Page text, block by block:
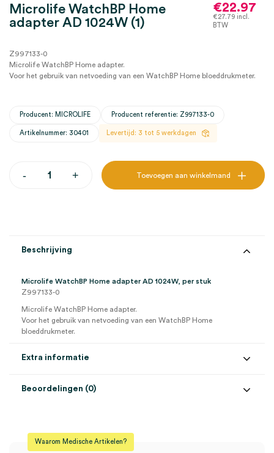
Microlife WatchBP Home
adapter AD 1024W (1)
€22.97
€27.79 incl.
BTW
Z997133-0
Microlife WatchBP Home adapter.
Voor het gebruik van netvoeding van een WatchBP Home bloeddrukmeter.
Producent: MICROLIFE Producent referentie: Z997133-0
Artikelnummer: 30401 Levertijd: 3 tot 5 werkdagen
-Microlife
aantal
+ Toevoegen aan winkelmand
Beschrijving
Microlife WatchBP Home adapter AD 1024W, per stuk
Z997133-0
Microlife WatchBP Home adapter.
Voor het gebruik van netvoeding van een WatchBP Home
bloeddrukmeter.
Extra informatie
Steriel onsteriel
Beoordelingen (0)
Er zijn nog geen beoordelingen.
Waarom Medische Artikelen?